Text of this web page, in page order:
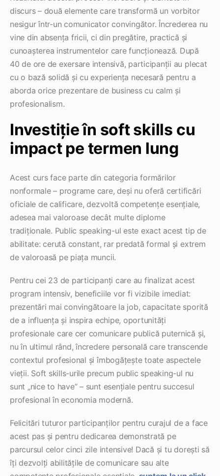
discurs – două elemente care transformă un vorbitor
nesigur într-un comunicator convingător. Încrederea nu
vine din absența fricii, ci din pregătire, practică și
cunoașterea instrumentelor care funcționează. După
40 de ore de exersare intensivă, participanții au plecat
cu o bază solidă și cu experiența necesară pentru a
aborda orice prezentare de business cu calm și
profesionalism.
Investiție în soft skills cu
impact pe termen lung
Acest curs face parte din categoria formărilor
nonformale – programe care, deși nu oferă certificări
oficiale de calificare, dezvoltă competențe esențiale,
adesea mai valoroase decât multe diplome
tradiționale. Public speaking-ul este exact acest tip de
abilitate: cerută constant, rar predată formal și extrem
de valoroasă pe piața muncii.
Pentru cei 23 de participanți care au finalizat acest
program intensiv, beneficiile vor fi vizibile imediat:
prezentări mai convingătoare la job, capacitate sporită
de a influența și inspira echipe, oportunități
profesionale care cer comunicare publică puternică și,
nu în ultimul rând, încredere personală care transcende
contextul profesional și îmbogățește toate aspectele
vieții. Soft skills-urile precum public speaking-ul nu
sunt „nice to have” – sunt esențiale pentru succesul
profesional în economia modernă.
Felicitări tuturor participanților pentru curajul de a face
acest pas și pentru dedicarea demonstrată pe
parcursul celor cinci zile intensive! Dacă și tu dorești să
îți dezvolți abilitățile de comunicare sau alte